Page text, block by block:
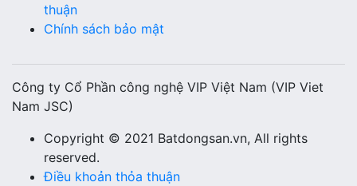
thuận
Chính sách bảo mật
Công ty Cổ Phần công nghệ VIP Việt Nam (VIP Viet
Nam JSC)
Copyright © 2021 Batdongsan.vn, All rights
reserved.
Điều khoản thỏa thuận